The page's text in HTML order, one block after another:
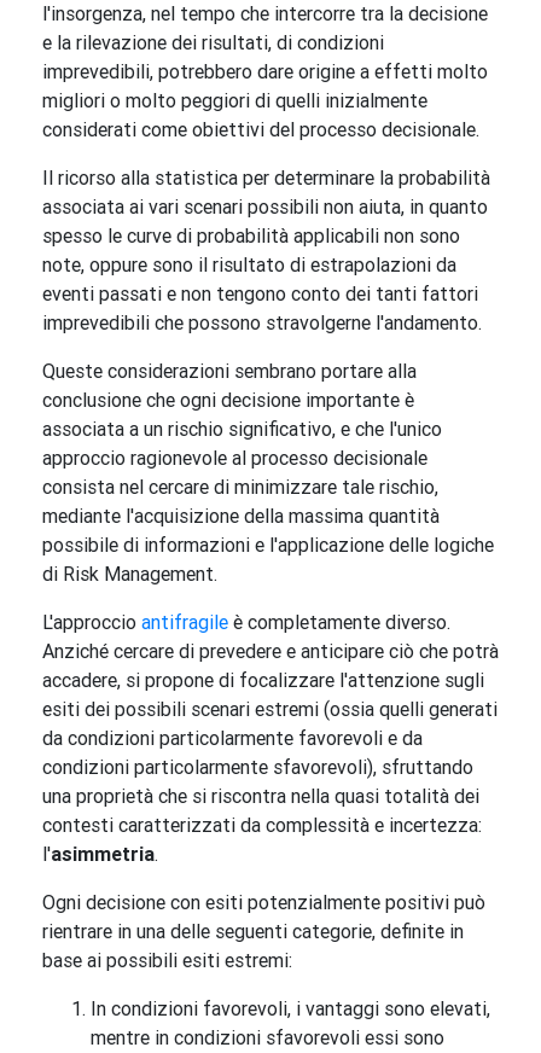
l'insorgenza, nel tempo che intercorre tra la decisione
e la rilevazione dei risultati, di condizioni
imprevedibili, potrebbero dare origine a effetti molto
migliori o molto peggiori di quelli inizialmente
considerati come obiettivi del processo decisionale.
Il ricorso alla statistica per determinare la probabilità
associata ai vari scenari possibili non aiuta, in quanto
spesso le curve di probabilità applicabili non sono
note, oppure sono il risultato di estrapolazioni da
eventi passati e non tengono conto dei tanti fattori
imprevedibili che possono stravolgerne l'andamento.
Queste considerazioni sembrano portare alla
conclusione che ogni decisione importante è
associata a un rischio significativo, e che l'unico
approccio ragionevole al processo decisionale
consista nel cercare di minimizzare tale rischio,
mediante l'acquisizione della massima quantità
possibile di informazioni e l'applicazione delle logiche
di Risk Management.
L'approccio antifragile è completamente diverso.
Anziché cercare di prevedere e anticipare ciò che potrà
accadere, si propone di focalizzare l'attenzione sugli
esiti dei possibili scenari estremi (ossia quelli generati
da condizioni particolarmente favorevoli e da
condizioni particolarmente sfavorevoli), sfruttando
una proprietà che si riscontra nella quasi totalità dei
contesti caratterizzati da complessità e incertezza:
l'asimmetria.
Ogni decisione con esiti potenzialmente positivi può
rientrare in una delle seguenti categorie, definite in
base ai possibili esiti estremi:
In condizioni favorevoli, i vantaggi sono elevati,
mentre in condizioni sfavorevoli essi sono